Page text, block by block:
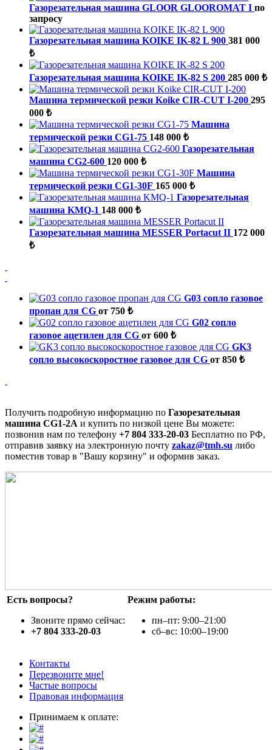
Газорезательная машина GLOOR GLOOROMAT I по
запросу
Газорезательная машина KOIKE IK-82 L 900 381 000
₺
Газорезательная машина KOIKE IK-82 S 200 285 000 ₺
Машина термической резки Koike CIR-CUT I-200 295
000 ₺
Машина
термической резки CG1-75 148 000 ₺
Газорезательная
машина CG2-600 120 000 ₺
Машина
термической резки CG1-30F 165 000 ₺
Газорезательная
машина KMQ-1 148 000 ₺
Газорезательная машина MESSER Portacut II 172 000
₺
G03 сопло газовое
пропан для CG от 750 ₺
G02 сопло
газовое ацетилен для CG от 600 ₺
GK3
сопло высокоскоростное газовое для CG от 850 ₺
Получить подробную информацию по Газорезательная
машина CG1-2A и купить по низкой цене Вы можете:
позвонив нам по телефону +7 804 333-20-03 Бесплатно по РФ,
отправив заявку на электронную почту zakaz@tmh.su либо
поместив товар в "Вашу корзину" и оформив заказ.
Есть вопросы?
Звоните прямо сейчас:
+7 804 333-20-03
Режим работы:
пн–пт: 9:00–21:00
сб–вс: 10:00–19:00
Контакты
Перезвоните мне!
Частые вопросы
Правовая информация
Принимаем к оплате: